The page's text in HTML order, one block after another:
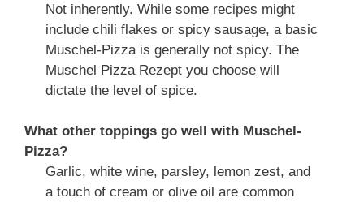
Not inherently. While some recipes might
include chili flakes or spicy sausage, a basic
Muschel-Pizza is generally not spicy. The
Muschel Pizza Rezept you choose will
dictate the level of spice.
What other toppings go well with Muschel-
Pizza?
Garlic, white wine, parsley, lemon zest, and
a touch of cream or olive oil are common